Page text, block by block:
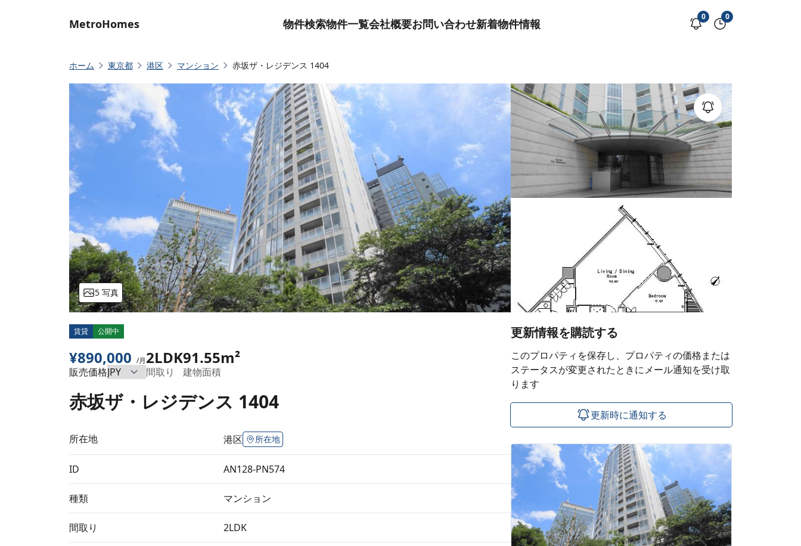
MetroHomes 物件検索物件一覧会社概要お問い合わせ新着物件情報
0 0
ホーム 東京都 港区 マンション 赤坂ザ・レジデンス 1404
5 写真
賃貸 公開中
¥890,000 /月
販売価格
2LDK
間取り
91.55m²
建物面積
赤坂ザ・レジデンス 1404
所在地 港区 所在地
ID AN128-PN574
種類 マンション
間取り 2LDK
更新情報を購読する
このプロパティを保存し、プロパティの価格または
ステータスが変更されたときにメール通知を受け取
ります
更新時に通知する